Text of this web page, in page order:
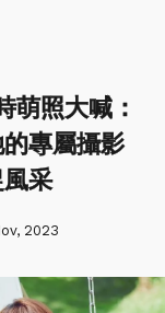
萌照大喊：
專屬攝影
采
2023